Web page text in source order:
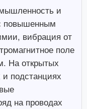
и
повышенным
вибрация от
поле
На открытых
и подстанциях
на проводах